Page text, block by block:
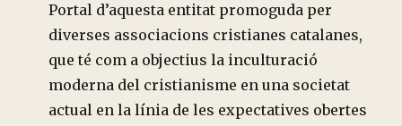
Portal d’aquesta entitat promoguda per
diverses associacions cristianes catalanes,
que té com a objectius la inculturació
moderna del cristianisme en una societat
actual en la línia de les expectatives obertes